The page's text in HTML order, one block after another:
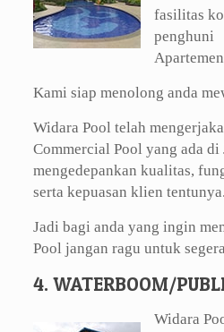
fasilitas
penghuni
Kami siap menolong anda
Widara Pool telah
Commercial Pool yang ada di
mengedepankan kualitas,
serta kepuasan klien tentunya.
Jadi bagi anda yang ingin
Pool jangan ragu untuk
4. WATERBOOM/
Widara